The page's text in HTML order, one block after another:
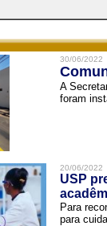
30/06/2022
A
foram
20/06/2022
USP
Para
para